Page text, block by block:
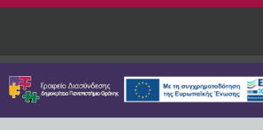
Παράκαμψη προς το κυρίως περιεχόμενο